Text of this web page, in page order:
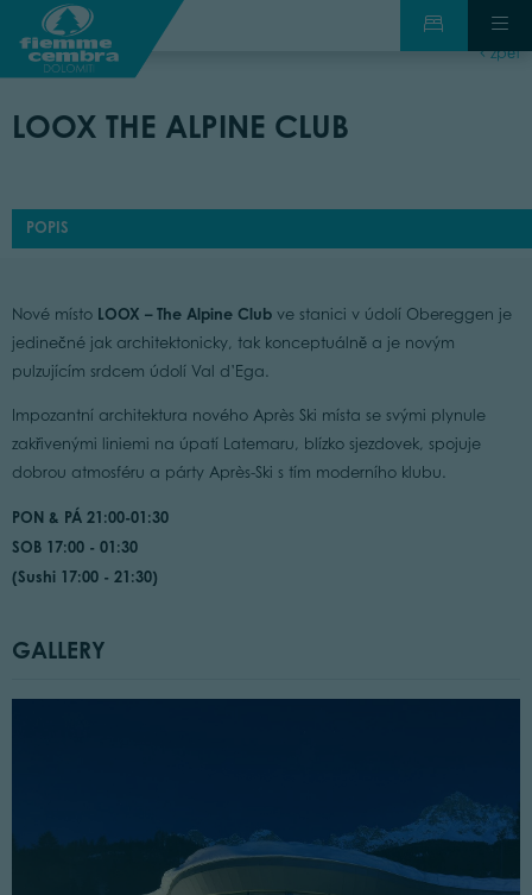
zpět
LOOX THE ALPINE CLUB
POPIS
Nové místo LOOX – The Alpine Club ve stanici v údolí Obereggen je
jedinečné jak architektonicky, tak konceptuálně a je novým
pulzujícím srdcem údolí Val d’Ega.
Impozantní architektura nového Après Ski místa se svými plynule
zakřivenými liniemi na úpatí Latemaru, blízko sjezdovek, spojuje
dobrou atmosféru a párty Après-Ski s tím moderního klubu.
PON & PÁ 21:00-01:30
SOB 17:00 - 01:30
(Sushi 17:00 - 21:30)
GALLERY